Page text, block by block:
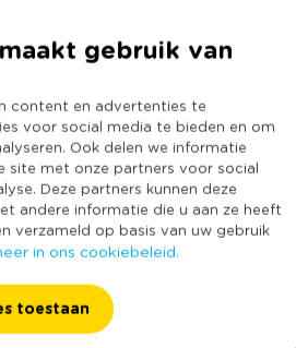
gebruik van
content en advertenties te
voor social media te bieden en om
Ook delen we informatie
site met onze partners voor social
Deze partners kunnen deze
andere informatie die u aan ze heeft
verzameld op basis van uw gebruik
in ons cookiebeleid.
toestaan
te geven. Met deze dinerkaars
om een gezellig moment te
hoog en 2.2 cm dik. Hierdoor past
meeste houders zodat deze stevig
Het aantal branduren is ongeveer
verkrijgen in diverse rustieke
binnen je interieur, maak leuke
of kies de kleuren die passen
421102
Wax
24
Wit